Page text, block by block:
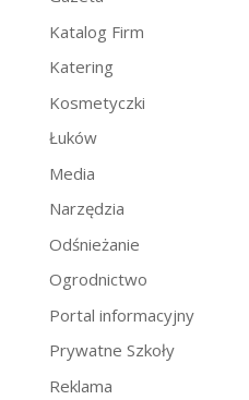
Katalog Firm
Katering
Kosmetyczki
Łuków
Media
Narzędzia
Odśnieżanie
Ogrodnictwo
Portal informacyjny
Prywatne Szkoły
Reklama